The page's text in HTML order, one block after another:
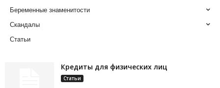
Беременные знаменитости
Скандалы
Статьи
Кредиты для физических лиц
Статьи